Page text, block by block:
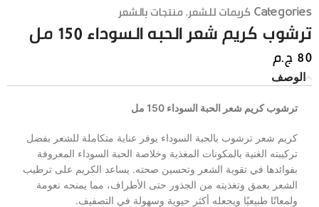
Categories كريمات للشعر,منتجات بالشعر
ترشوب كريم شعر الحبه السوداء 150 مل
80ج.م
الوصف
ترشوب كريم شعر الحبة السوداء 150 مل
كريم شعر ترشوب بالحبة السوداء يوفر عناية متكاملة للشعر بفضل
تركيبته الغنية بالمكونات المغذية وخلاصة الحبة السوداء المعروفة
بفوائدها في تقوية الشعر وتحسين صحته. يساعد الكريم على ترطيب
الشعر بعمق وتغذيته من الجذور حتى الأطراف، مما يمنحه نعومة
ولمعانًا طبيعيًا ويجعله أكثر حيوية وسهولة في التصفيف.